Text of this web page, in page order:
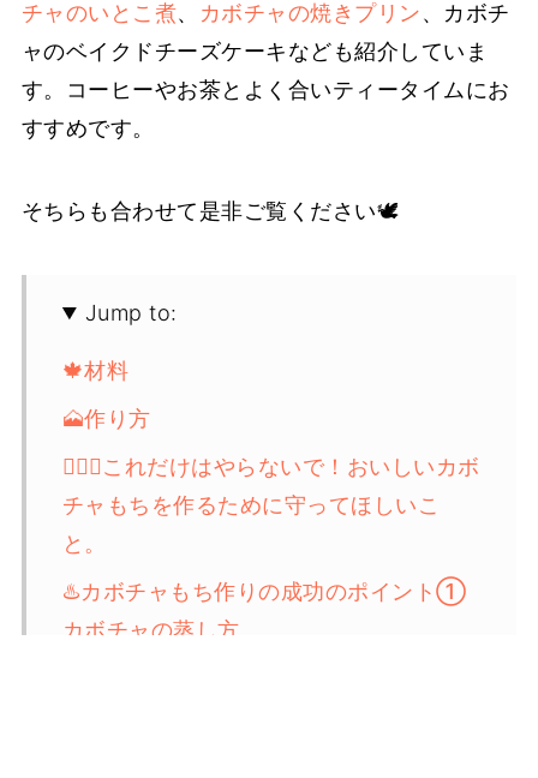
チャのいとこ煮、 カボチャの焼きプリン、カボチ
ャのベイクドチーズケーキなども紹介していま
す。コーヒーやお茶とよく合いティータイムにお
すすめです。
そちらも合わせて是非ご覧ください🕊
Jump to:
🍁材料
🗻作り方
🙅🏻‍♀️これだけはやらないで！おいしいカボ
チャもちを作るために守ってほしいこ
と。
♨️カボチャもち作りの成功のポイント①
カボチャの蒸し方